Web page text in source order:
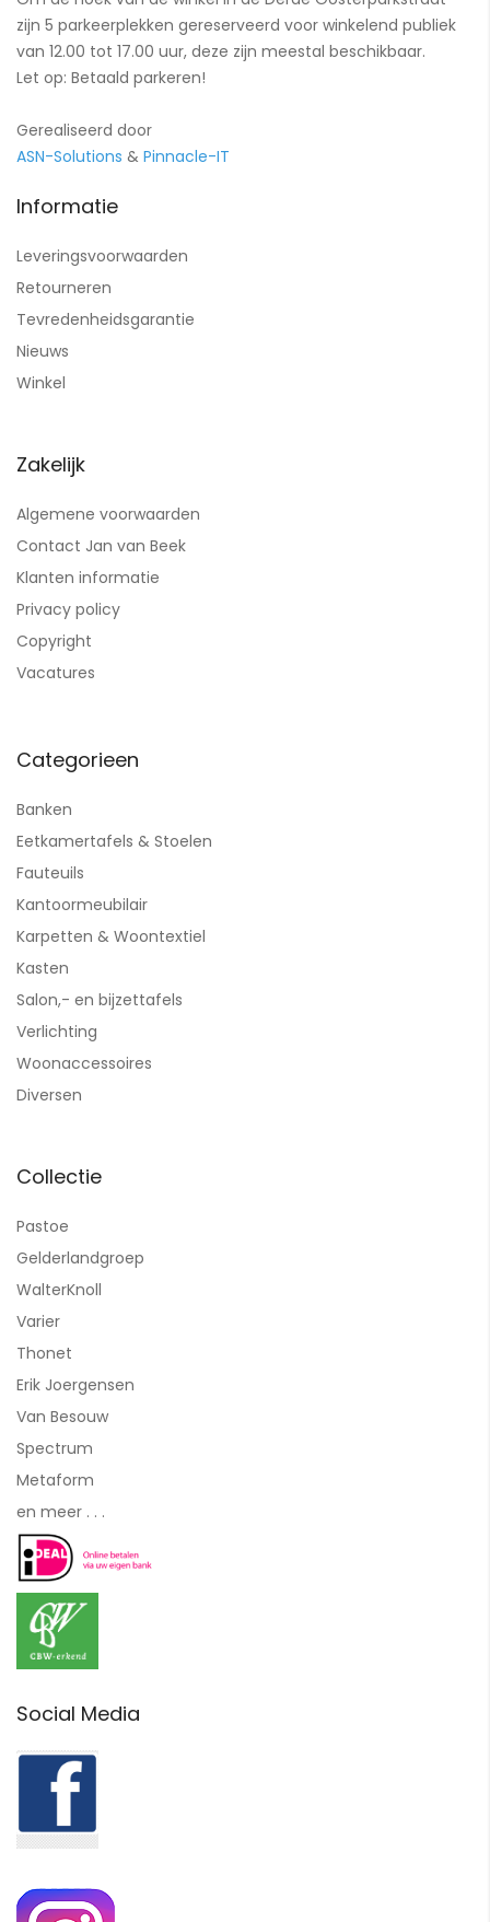
zijn 5 parkeerplekken gereserveerd voor winkelend publiek
van 12.00 tot 17.00 uur, deze zijn meestal beschikbaar.
Let op: Betaald parkeren!
Gerealiseerd door
ASN-Solutions & Pinnacle-IT
Informatie
Leveringsvoorwaarden
Retourneren
Tevredenheidsgarantie
Nieuws
Winkel
Zakelijk
Algemene voorwaarden
Contact Jan van Beek
Klanten informatie
Privacy policy
Copyright
Vacatures
Categorieen
Banken
Eetkamertafels & Stoelen
Fauteuils
Kantoormeubilair
Karpetten & Woontextiel
Kasten
Salon,- en bijzettafels
Verlichting
Woonaccessoires
Diversen
Collectie
Pastoe
Gelderlandgroep
WalterKnoll
Varier
Thonet
Erik Joergensen
Van Besouw
Spectrum
Metaform
en meer . . .
Social Media